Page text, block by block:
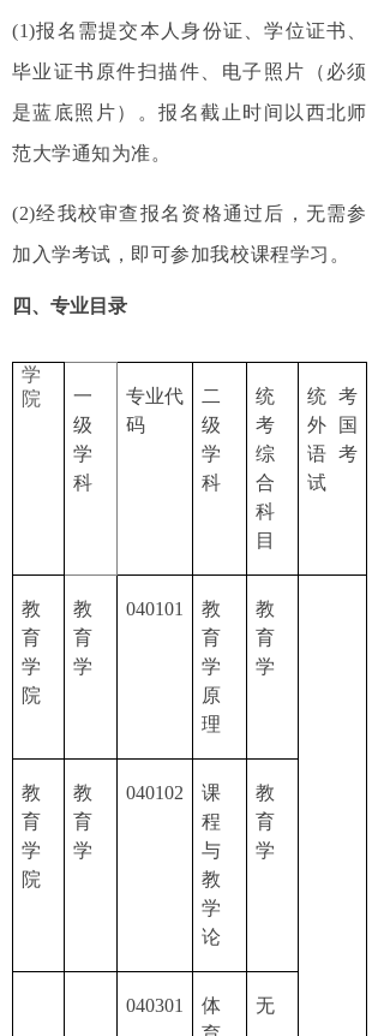
(1)报名需提交本人身份证、学位证书、
毕业证书原件扫描件、电子照片（必须
是蓝底照片）。报名截止时间以西北师
范大学通知为准。
(2)经我校审查报名资格通过后，无需参
加入学考试，即可参加我校课程学习。
四、专业目录
学
院
一
级
学
科
专业代
码
二
级
学
科
统
考
综
合
科
目
统考
外国
语考
试
教
育
学
院
教
育
学
040101
教
育
学
原
理
教
育
学
教
育
学
院
教
育
学
040102
课
程
与
教
学
论
教
育
学
040301
体
无